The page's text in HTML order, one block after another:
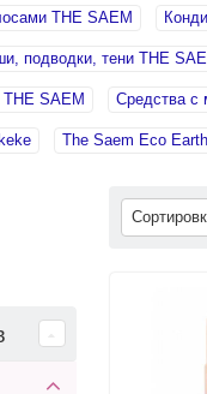
THE SAEM
подводки, тени THE
SAEM Средства с
The Saem Eco Earth